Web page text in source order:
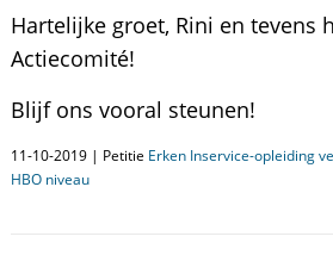
Hartelijke groet, Rini en tevens
Actiecomité!
Blijf ons vooral steunen!
11-10-2019 | Petitie Erken Inservice-opleiding
HBO niveau